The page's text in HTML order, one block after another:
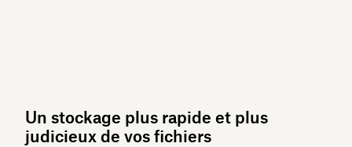
Un stockage plus rapide et plus
judicieux de vos fichiers